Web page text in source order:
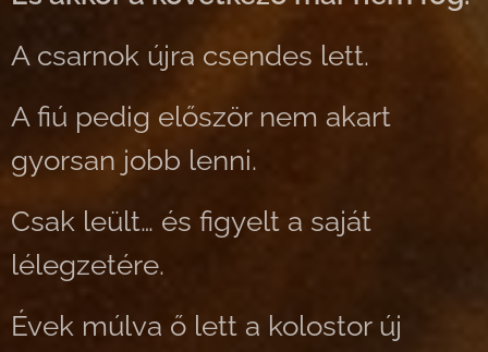
A csarnok újra csendes lett.
A fiú pedig először nem akart
gyorsan jobb lenni.
Csak leült… és figyelt a saját
lélegzetére.
Évek múlva ő lett a kolostor új